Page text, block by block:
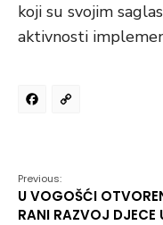
koji su svojim
aktivnosti
Facebook
Previous:
U VOGOŠĆI
RANI RAZVOJ DJECE